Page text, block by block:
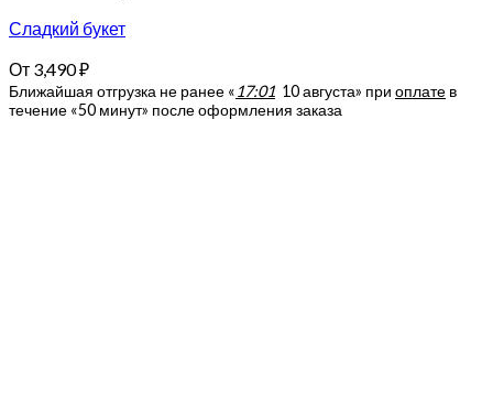
Сладкий букет
От 3,490₽
Ближайшая отгрузка не ранее « 17:01 10 августа» при оплате в
течение «50 минут» после оформления заказа